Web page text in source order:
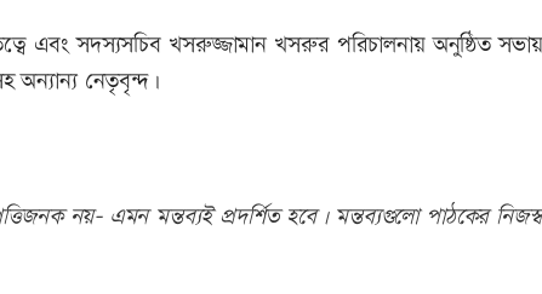
এবং সদস্যসচিব খসরুজ্জামান খসরুর পরিচালনায় অনুষ্ঠিত
অন্যান্য নেতৃবৃন্দ।
নয়- এমন মন্তব্যই প্রদর্শিত হবে। মন্তব্যগুলো পাঠকের নিজস্ব